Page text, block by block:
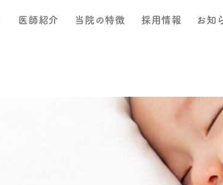
医師紹介 当院の特徴 採用情報 お知